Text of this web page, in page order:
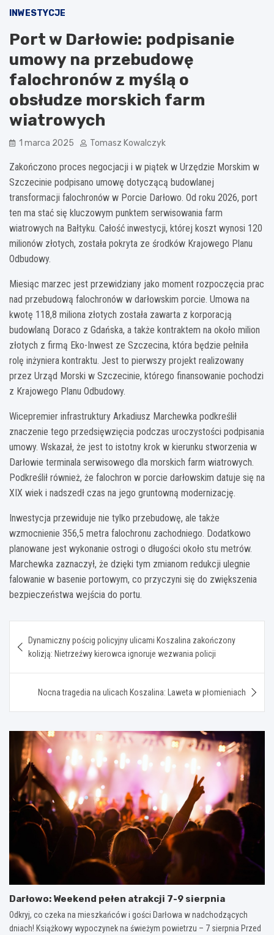
INWESTYCJE
Port w Darłowie: podpisanie
umowy na przebudowę
falochronów z myślą o
obsłudze morskich farm
wiatrowych
1 marca 2025 Tomasz Kowalczyk
Zakończono proces negocjacji i w piątek w Urzędzie Morskim w
Szczecinie podpisano umowę dotyczącą budowlanej
transformacji falochronów w Porcie Darłowo. Od roku 2026, port
ten ma stać się kluczowym punktem serwisowania farm
wiatrowych na Bałtyku. Całość inwestycji, której koszt wynosi 120
milionów złotych, została pokryta ze środków Krajowego Planu
Odbudowy.
Miesiąc marzec jest przewidziany jako moment rozpoczęcia prac
nad przebudową falochronów w darłowskim porcie. Umowa na
kwotę 118,8 miliona złotych została zawarta z korporacją
budowlaną Doraco z Gdańska, a także kontraktem na około milion
złotych z firmą Eko-Inwest ze Szczecina, która będzie pełniła
rolę inżyniera kontraktu. Jest to pierwszy projekt realizowany
przez Urząd Morski w Szczecinie, którego finansowanie pochodzi
z Krajowego Planu Odbudowy.
Wicepremier infrastruktury Arkadiusz Marchewka podkreślił
znaczenie tego przedsięwzięcia podczas uroczystości podpisania
umowy. Wskazał, że jest to istotny krok w kierunku stworzenia w
Darłowie terminala serwisowego dla morskich farm wiatrowych.
Podkreślił również, że falochron w porcie darłowskim datuje się na
XIX wiek i nadszedł czas na jego gruntowną modernizację.
Inwestycja przewiduje nie tylko przebudowę, ale także
wzmocnienie 356,5 metra falochronu zachodniego. Dodatkowo
planowane jest wykonanie ostrogi o długości około stu metrów.
Marchewka zaznaczył, że dzięki tym zmianom redukcji ulegnie
falowanie w basenie portowym, co przyczyni się do zwiększenia
bezpieczeństwa wejścia do portu.
wpisu
Dynamiczny pościg policyjny ulicami Koszalina zakończony
kolizją: Nietrzeźwy kierowca ignoruje wezwania policji
Nocna tragedia na ulicach Koszalina: Laweta w płomieniach
Darłowo: Weekend pełen atrakcji 7-9 sierpnia
Odkryj, co czeka na mieszkańców i gości Darłowa w nadchodzących
dniach! Książkowy wypoczynek na świeżym powietrzu – 7 sierpnia Przed